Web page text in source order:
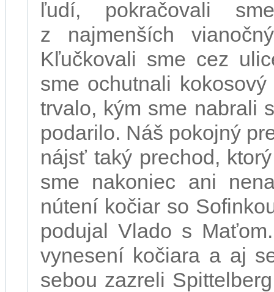
ľudí, pokračovali
z najmenších
Kľučkovali sme cez
sme ochutnali
trvalo, kým sme nabrali
podarilo. Náš pokojný
nájsť taký prechod,
sme nakoniec ani
nútení kočiar so
podujal Vlado s
vynesení kočiara a aj
sebou zazreli